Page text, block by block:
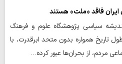
ایران فاقد «ملت» هستند
سیاسی پژوهشگاه علوم و فرهنگ
تاریخ همواره بدون متحد ابرقدرت، با
مردم، از بحران‌ها عبور کرده…